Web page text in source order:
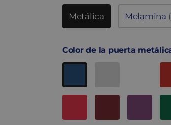
Metálica Melamina
Color de la puerta